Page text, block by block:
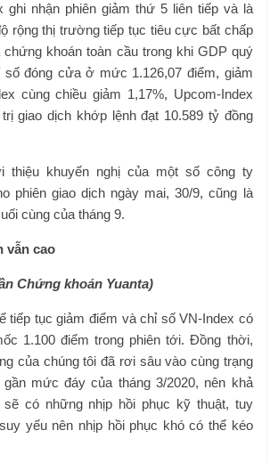
ghi nhận phiên giảm thứ 5 liên tiếp và là
rộng thị trường tiếp tục tiêu cực bất chấp
khoán toàn cầu trong khi GDP quý
số đóng cửa ở mức 1.126,07 điểm, giảm
cùng chiều giảm 1,17%, Upcom-Index
giao dịch khớp lệnh đạt 10.589 tỷ đồng
thiệu khuyến nghị của một số công ty
phiên giao dịch ngày mai, 30/9, cũng là
cùng của tháng 9.
vẫn cao
Chứng khoán Yuanta)
tiếp tục giảm điểm và chỉ số VN-Index có
1.100 điểm trong phiên tới. Đồng thời,
của chúng tôi đã rơi sâu vào cùng trạng
mức đáy của tháng 3/2020, nên khả
có những nhịp hồi phục kỹ thuật, tuy
yếu nên nhịp hồi phục khó có thể kéo